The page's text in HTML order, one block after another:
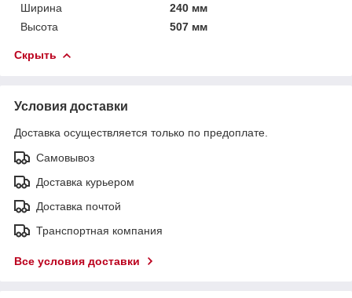
Ширина
240 мм
Высота
507 мм
Скрыть
Условия доставки
Доставка осуществляется только по предоплате.
Самовывоз
Доставка курьером
Доставка почтой
Транспортная компания
Все условия доставки